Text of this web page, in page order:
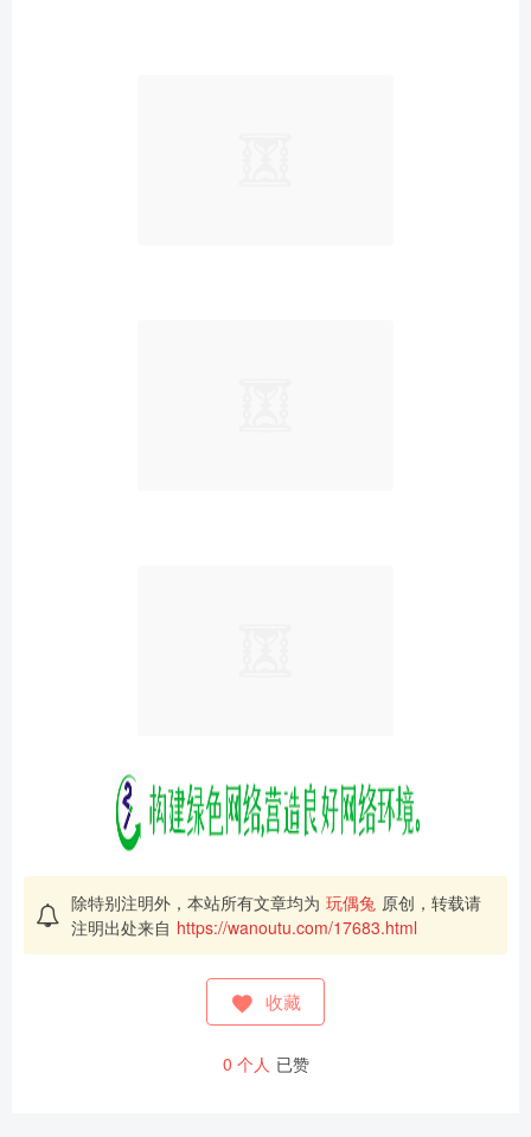
除特别注明外，本站所有文章均为 玩偶兔 原创，转载请
注明出处来自 https://wanoutu.com/17683.html
收藏
0 个人 已赞